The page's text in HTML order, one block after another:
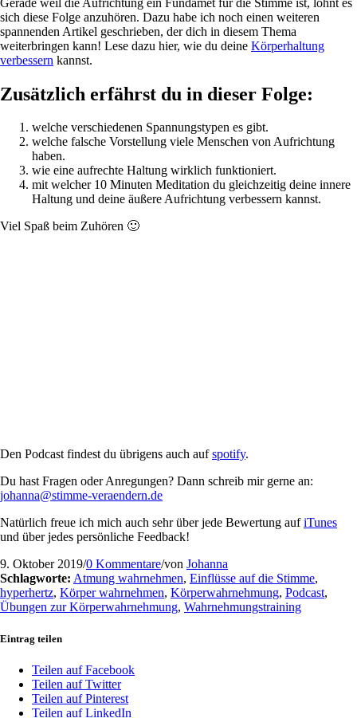
sich diese Folge anzuhören. Dazu habe ich noch einen weiteren
spannenden Artikel geschrieben, der dich in diesem Thema
weiterbringen kann! Lese dazu hier, wie du deine Körperhaltung
verbessern kannst.
Zusätzlich erfährst du in dieser Folge:
welche verschiedenen Spannungstypen es gibt.
welche falsche Vorstellung viele Menschen von Aufrichtung
haben.
wie eine aufrechte Haltung wirklich funktioniert.
mit welcher 10 Minuten Meditation du gleichzeitig deine innere
Haltung und deine äußere Aufrichtung verbessern kannst.
Viel Spaß beim Zuhören 🙂
Den Podcast findest du übrigens auch aufspotify.
Du hast Fragen oder Anregungen? Dann schreib mir gerne an:
johanna@stimme-veraendern.de
Natürlich freue ich mich auch sehr über jede Bewertung aufiTunes
und über jedes persönliche Feedback!
9. Oktober 2019/0 Kommentare/von Johanna
Schlagworte: Atmung wahrnehmen, Einflüsse auf die Stimme,
hyperhertz, Körper wahrnehmen, Körperwahrnehmung, Podcast,
Übungen zur Körperwahrnehmung, Wahrnehmungstraining
Eintrag teilen
Teilen auf Facebook
Teilen auf Twitter
Teilen auf Pinterest
Teilen auf LinkedIn